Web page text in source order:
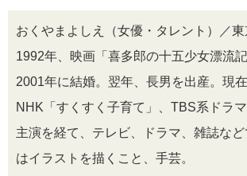
おくやまよしえ（女優・タレント）／東
1992年、映画「喜多郎の十五少女漂流
2001年に結婚。翌年、長男を出産。現在
NHK「すくすく子育て」、TBS系ドラマ
主演を経て、テレビ、ドラマ、雑誌な
はイラストを描くこと、手芸。